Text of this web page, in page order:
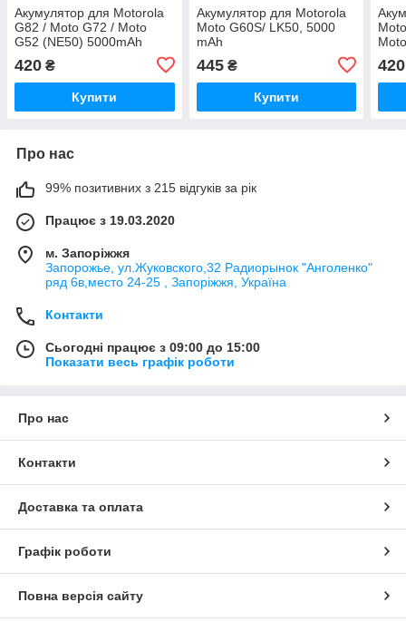
Акумулятор для Motorola
G82 / Moto G72 / Moto
G52 (NE50) 5000mAh
420 ₴
Купити
Акумулятор для Motorola
Moto G60S/ LK50, 5000
mAh
445₴
Купити
420
Про нас
99% позитивних з 215 відгуків за рік
Працює з 19.03.2020
м. Запоріжжя
Запорожье, ул.Жуковского,32 Радиорынок "Анголенко"
ряд 6в,место 24-25 , Запоріжжя, Україна
Контакти
Сьогодні працює з 09:00 до 15:00
Показати весь графік роботи
Про нас
Контакти
Доставка та оплата
Графік роботи
Повна версія сайту